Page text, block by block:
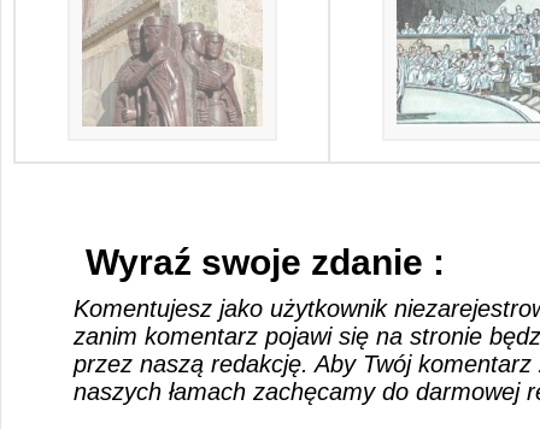
Wyraź swoje zdanie :
Komentujesz jako użytkownik
zanim komentarz pojawi się na stronie
przez naszą redakcję. Aby Twój
naszych łamach zachęcamy do darmowej